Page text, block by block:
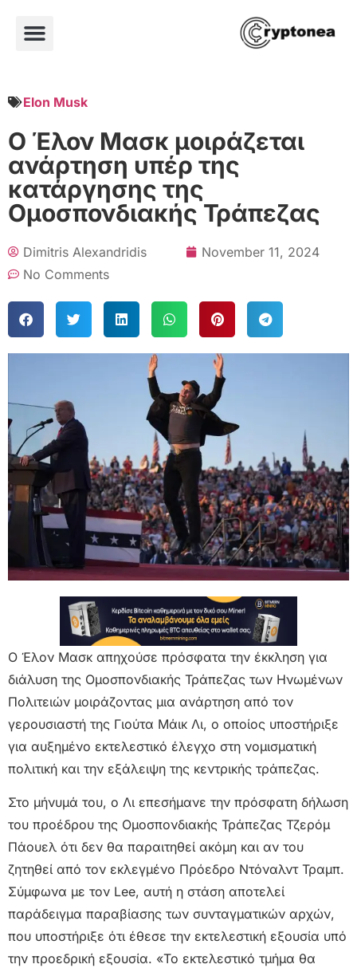
Elon Musk
Ο Έλον Μασκ μοιράζεται
ανάρτηση υπέρ της
κατάργησης της
Ομοσπονδιακής Τράπεζας
Dimitris Alexandridis
November 11, 2024
No Comments
Ο Έλον Μασκ απηχούσε πρόσφατα την έκκληση για
διάλυση της Ομοσπονδιακής Τράπεζας των Ηνωμένων
Πολιτειών μοιράζοντας μια ανάρτηση από τον
γερουσιαστή της Γιούτα Μάικ Λι, ο οποίος υποστήριξε
για αυξημένο εκτελεστικό έλεγχο στη νομισματική
πολιτική και την εξάλειψη της κεντρικής τράπεζας.
Στο μήνυμά του, ο Λι επεσήμανε την πρόσφατη δήλωση
του προέδρου της Ομοσπονδιακής Τράπεζας Τζερόμ
Πάουελ ότι δεν θα παραιτηθεί ακόμη και αν του
ζητηθεί από τον εκλεγμένο Πρόεδρο Ντόναλντ Τραμπ.
Σύμφωνα με τον Lee, αυτή η στάση αποτελεί
παράδειγμα παραβίασης των συνταγματικών αρχών,
που υποστήριξε ότι έθεσε την εκτελεστική εξουσία υπό
την προεδρική εξουσία. «Το εκτελεστικό τμήμα θα